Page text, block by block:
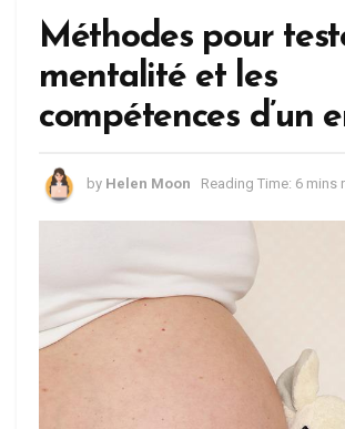
Méthodes pour
mentalité et les
compétences d’un
by Helen Moon Reading Time: 6 mins